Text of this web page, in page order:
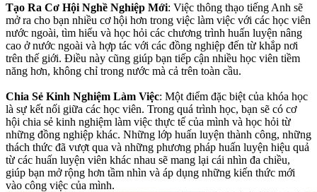
Tạo Ra Cơ Hội Nghề Nghiệp Mới: Việc thông thạo tiếng Anh sẽ
mở ra cho bạn nhiều cơ hội hơn trong việc làm việc với các học viên
nước ngoài, tìm hiểu và học hỏi các chương trình huấn luyện nâng
cao ở nước ngoài và hợp tác với các đồng nghiệp đến từ khắp nơi
trên thế giới. Điều này cũng giúp bạn tiếp cận nhiều học viên tiềm
năng hơn, không chỉ trong nước mà cả trên toàn cầu.
Chia Sẻ Kinh Nghiệm Làm Việc: Một điểm đặc biệt của khóa học
là sự kết nối giữa các học viên. Trong quá trình học, bạn sẽ có cơ
hội chia sẻ kinh nghiệm làm việc thực tế của mình và học hỏi từ
những đồng nghiệp khác. Những lớp huấn luyện thành công, những
thách thức đã vượt qua và những phương pháp huấn luyện hiệu quả
từ các huấn luyện viên khác nhau sẽ mang lại cái nhìn đa chiều,
giúp bạn mở rộng hơn tầm nhìn và áp dụng những kiến thức mới
vào công việc của mình.